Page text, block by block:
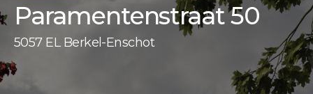
Paramentenstraat 50
5057 EL Berkel-Enschot